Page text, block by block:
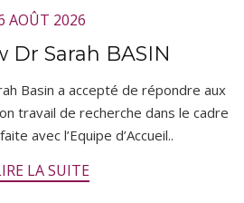
AOÛT 2026
Dr Sarah BASIN
Basin a accepté de répondre aux
travail de recherche dans le cadre
avec l’Equipe d’Accueil..
LA SUITE